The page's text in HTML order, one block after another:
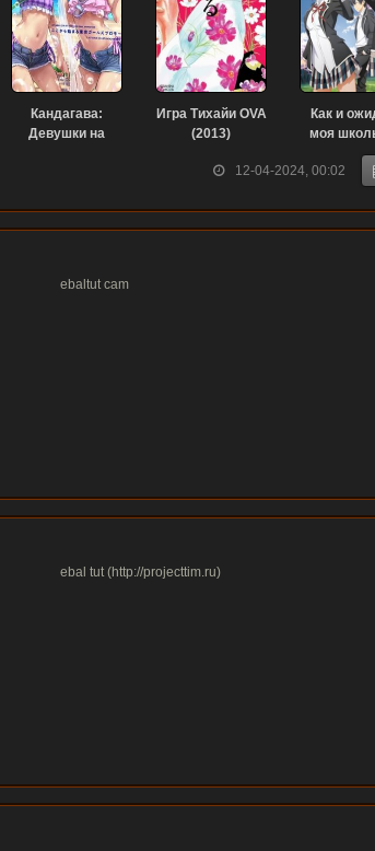
12-04-2024, 00:02
Кандагава:
Девушки на
Игра Тихайи OVA
(2013)
Как и
моя
жизнь
(2023)
ebaltut cam
ebal tut (http://projecttim.ru)